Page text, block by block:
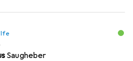
Saugheber